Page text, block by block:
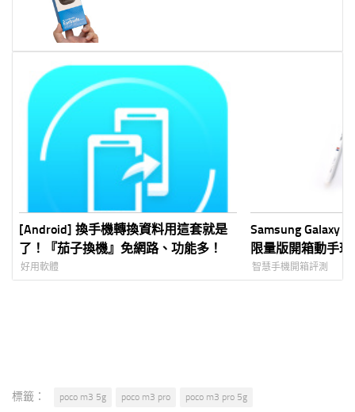
[Android] 換手機轉換資料用這套就是
了！『茄子換機』免網路、功能多！
好用軟體
Samsung Galaxy
限量版開箱動手玩
智慧手機開箱評測
標籤： poco m3 5g poco m3 pro poco m3 pro 5g